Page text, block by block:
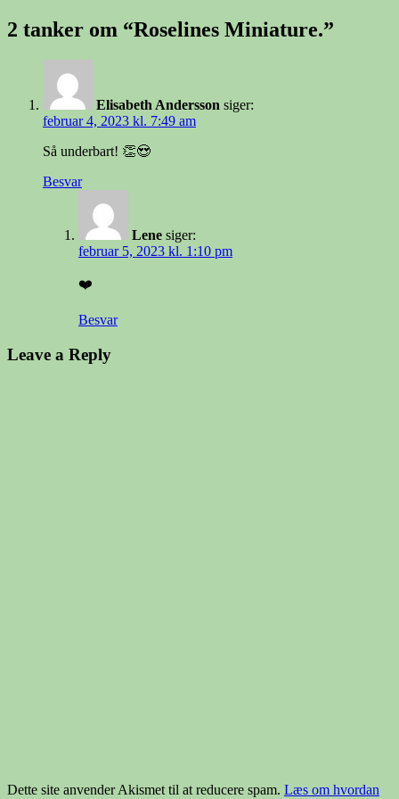
2 tanker om “Roselines Miniature.”
Elisabeth Andersson siger:
februar 4, 2023 kl. 7:49 am
Så underbart! 👏😍
Besvar
Lene siger:
februar 5, 2023 kl. 1:10 pm
❤️
Besvar
Leave a Reply
Dette site anvender Akismet til at reducere spam. Læs om hvordan